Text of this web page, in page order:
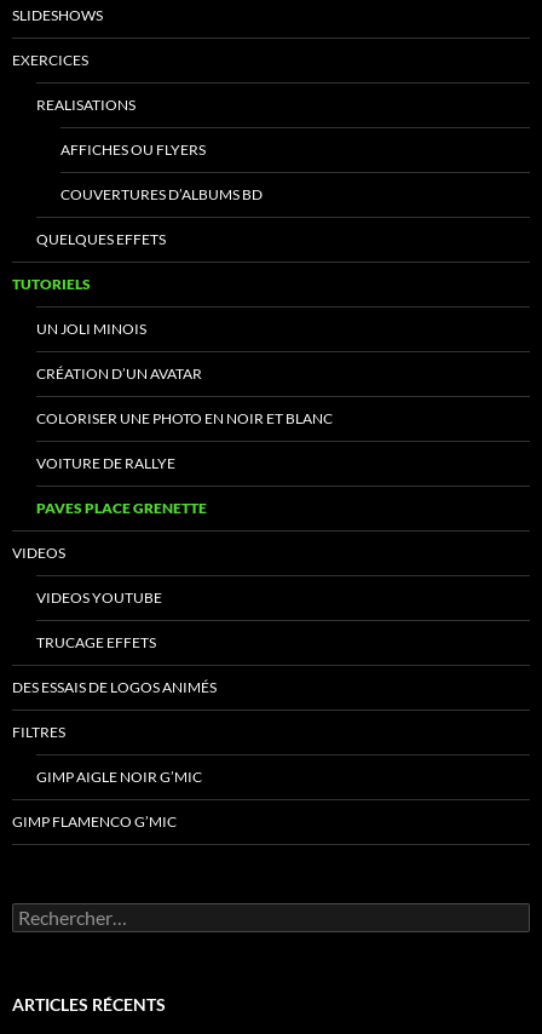
SLIDESHOWS
EXERCICES
REALISATIONS
AFFICHES OU FLYERS
COUVERTURES D’ALBUMS BD
QUELQUES EFFETS
TUTORIELS
UN JOLI MINOIS
CRÉATION D’UN AVATAR
COLORISER UNE PHOTO EN NOIR ET BLANC
VOITURE DE RALLYE
PAVES PLACE GRENETTE
VIDEOS
VIDEOS YOUTUBE
TRUCAGE EFFETS
DES ESSAIS DE LOGOS ANIMÉS
FILTRES
GIMP AIGLE NOIR G’MIC
GIMP FLAMENCO G’MIC
Rechercher :
ARTICLES RÉCENTS